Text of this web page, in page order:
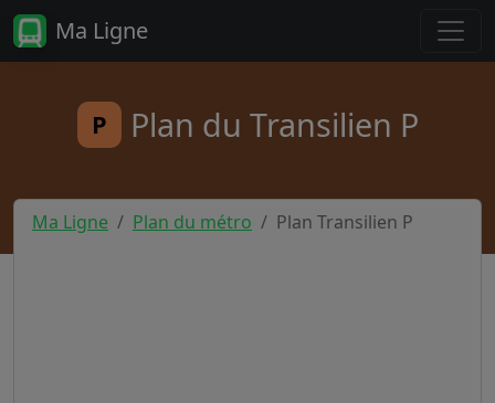
Ma Ligne
P Plan du Transilien P
Ma Ligne Plan du métro Plan Transilien P